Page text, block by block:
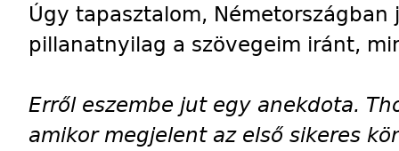
Úgy tapasztalom,
pillanatnyilag a szövegeim iránt,
Erről eszembe jut egy anekdota.
amikor megjelent az első sikeres